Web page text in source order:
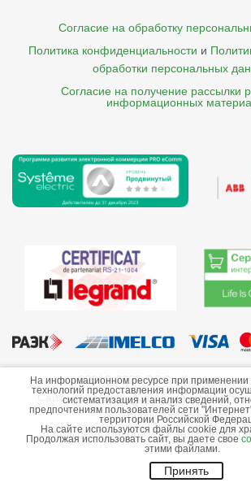
Согласие на обработку
Политика конфиденциальности и
обработки персональных
Согласие на получение рассылки
информационных
©2013-2026 ООО
Сайт носит информационный характер
публичной офертой.
Стоимость товаров и их наличие не
На информационном ресурсе при
технологий предоставления информации
систематизация и анализ сведений,
предпочтениям пользователей сети
территории Российской
На сайте используются файлы cookie для
Продолжая использовать сайт, вы даете свое
этими файлами.
Принять